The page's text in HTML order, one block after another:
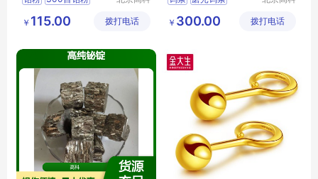
河北铅粉
技有限公
￥ 115.00 拨打电话
钨条厂家
技有限公
￥ 300.00 拨打电话